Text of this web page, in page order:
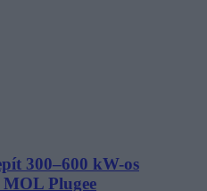
300–600 kW-os
Plugee